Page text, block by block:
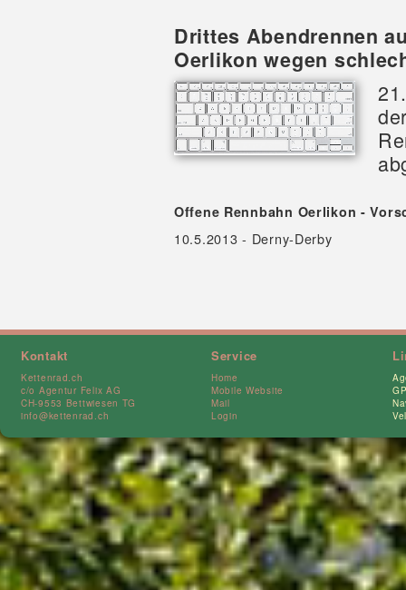
Drittes Abendrennen
Oerlikon wegen
Offene Rennbahn Oerlikon -
10.5.2013 - Derny-Derby
Kontakt
Kettenrad.ch
c/o Agentur Felix AG
CH-9553 Bettwiesen TG
info@kettenrad.ch
Service
Home
Mobile Website
Mail
Login